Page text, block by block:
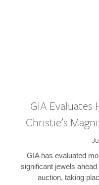
GIA
Christie’s
GIA has evaluated
significant jewels
auction, taking